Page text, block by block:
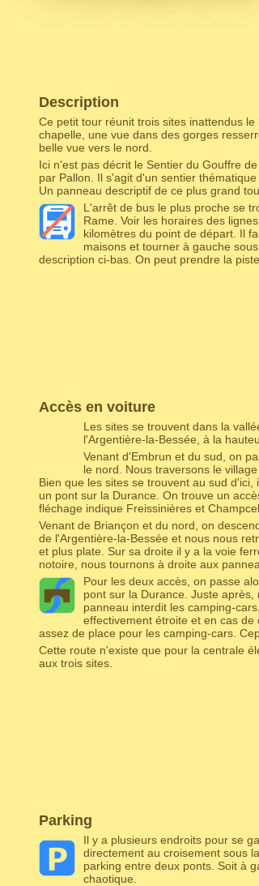
Description
Ce petit tour réunit trois sites inattendus
chapelle, une vue dans des gorges
belle vue vers le nord.
Ici n'est pas décrit le Sentier du Gouffre
par Pallon. Il s'agit d'un sentier
Un panneau descriptif de ce plus grand
L'arrêt de bus le plus proche se
Rame. Voir les horaires des
kilomètres du point de départ. Il
maisons et tourner à gauche
description ci-bas. On peut prendre la
Accès en voiture
Les sites se trouvent dans la
l'Argentière-la-Bessée, à la
Venant d'Embrun et du sud, on
le nord. Nous traversons le
Bien que les sites se trouvent au sud
un pont sur la Durance. On trouve un
fléchage indique Freissinières et
Venant de Briançon et du nord, on
de l'Argentière-la-Bessée et nous nous
et plus plate. Sur sa droite il y a la voie
notoire, nous tournons à droite aux
Pour les deux accès, on passe
pont sur la Durance. Juste
panneau interdit les camping-
effectivement étroite et en cas
assez de place pour les camping-cars.
Cette route n'existe que pour la centrale
aux trois sites.
Parking
Il y a plusieurs endroits pour se
directement au croisement sous
parking entre deux ponts. Soit à
chaotique.